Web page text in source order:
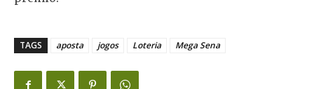
TAGS aposta jogos Loteria Mega Sena